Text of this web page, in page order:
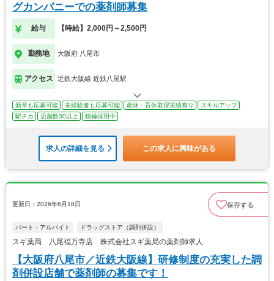
グカンパニーでの薬剤師募集
給与 【時給】2,000円～2,500円
勤務地 大阪府 八尾市
アクセス 近鉄大阪線 近鉄八尾駅
新卒も応募可能 未経験者も応募可能 産休・育休取得実績有り
スキルアップ
駅チカ
店舗数30以上 積極採用中
求人の詳細を見る この求人に興味がある
更新日：2026年6月18日 保存する
パート・アルバイト ドラッグストア（調剤併設）
スギ薬局 八尾福万寺店 株式会社スギ薬局の薬剤師求人
【大阪府八尾市／近鉄大阪線】研修制度の充実した調
剤併設店舗で薬剤師の募集です！